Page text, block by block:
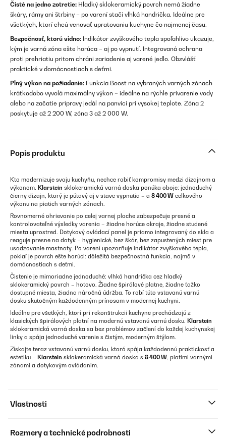
Čisté na jedno zotretie: Hladký sklokeramický povrch nemá žiadne
škáry, rámy ani štrbiny – po varení stačí vlhká handrička. Ideálne pre
všetkých, ktorí chcú venovať upratovaniu kuchyne čo najmenej času.
Bezpečnosť, ktorú vidno: Indikátor zvyškového tepla spoľahlivo ukazuje,
kým je varná zóna ešte horúca – aj po vypnutí. Integrovaná ochrana
proti prehriatiu pritom chráni zariadenie aj varené jedlo. Obzvlášť
praktické v domácnostiach s deťmi.
Plný výkon na požiadanie: Funkcia Boost na vybraných varných zónach
krátkodobo vyvolá maximálny výkon – ideálne na rýchle privarenie vody
alebo na začatie prípravy jedál na panvici pri vysokej teplote. Zóna 2
poskytuje až 2 200 W, zóna 3 až 2 000 W.
Popis produktu
Kto modernizuje svoju kuchyňu, nechce robiť kompromisy medzi dizajnom a
výkonom. Klarstein sklokeramická varná doska ponúka oboje: jednoduchý
čierny dizajn, ktorý je pútavý aj v stave vypnutia – a 8 400 W celkového
výkonu na piatich varných zónach.
Rovnomerné ohrievanie po celej varnej ploche zabezpečuje presné a
kontrolovateľné výsledky varenia – žiadne horúce okraje, žiadne studené
miesta uprostred. Dotykový ovládací panel je priamo integrovaný do skla a
reaguje presne na dotyk – hygienické, bez škár, bez zapustených miest pre
usadzovanie mastnoty. Po varení upozorňuje indikátor zvyškového tepla,
pokiaľ je povrch ešte horúci: dôležitá bezpečnostná funkcia, najmä v
domácnostiach s deťmi.
Čistenie je mimoriadne jednoduché: vlhká handrička cez hladký
sklokeramický povrch – hotovo. Žiadne špirálové platne, žiadne ťažko
dostupné miesta, žiadna náročná údržba. To robí túto vstavanú varnú
dosku skutočným každodenným prínosom v modernej kuchyni.
Ideálne pre všetkých, ktorí pri rekonštrukcii kuchyne prechádzajú z
klasických špirálových platní na modernú vstavanú varnú dosku. Klarstein
sklokeramická varná doska sa bez problémov začlení do každej kuchynskej
linky a spája jednoduché varenie s čistým, moderným štýlom.
Získajte teraz vstavanú varnú dosku, ktorá spája každodennú praktickosť a
estetiku – Klarstein sklokeramická varná doska s 8 400 W, piatimi varnými
zónami a dotykovým ovládaním.
Vlastnosti
Rozmery a technické podrobnosti